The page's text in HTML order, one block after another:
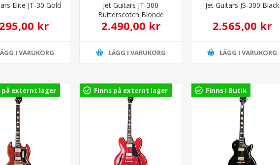
Elite JT-30 Gold
kr
I VARUKORG
Jet Guitars JT-300
Butterscotch Blonde
2.490,00 kr
LÄGG I VARUKORG
Jet Guitars JS-300 Black
2.565,00 kr
LÄGG I VARUKORG
på externt lager Finns på externt lager Finns i Butik